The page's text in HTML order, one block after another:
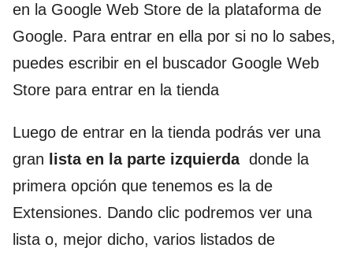
en la Google Web Store de la plataforma de
Google. Para entrar en ella por si no lo sabes,
puedes escribir en el buscador Google Web
Store para entrar en la tienda
Luego de entrar en la tienda podrás ver una
gran
lista en la parte izquierdadonde la
primera opción que tenemos es la de
Extensiones. Dando clic podremos ver una
lista o, mejor dicho, varios listados de